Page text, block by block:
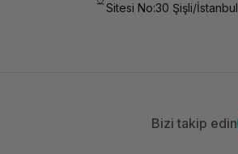
Sitesi No:30 Şişli/İstanbul
Bizi takip edin